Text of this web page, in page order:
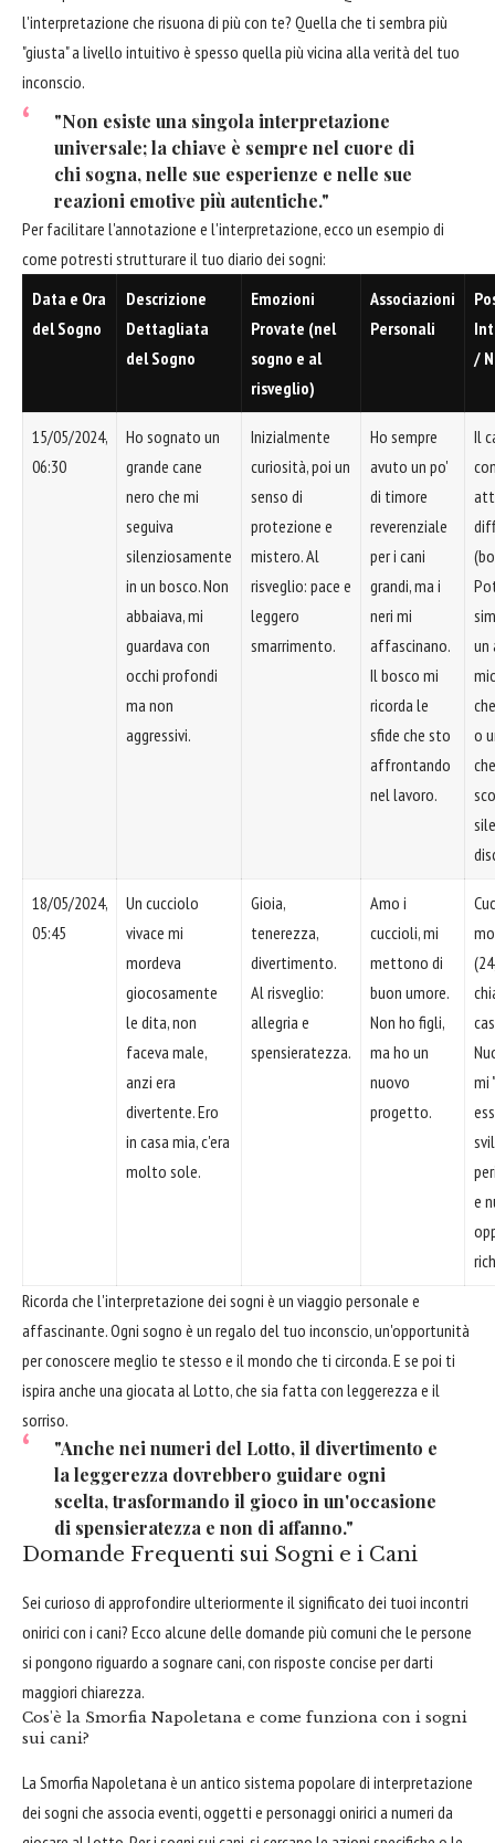
l'interpretazione che risuona di più con te? Quella che ti sembra più
"giusta" a livello intuitivo è spesso quella più vicina alla verità del tuo
inconscio.
"Non esiste una singola interpretazione
universale; la chiave è sempre nel cuore di
chi sogna, nelle sue esperienze e nelle sue
reazioni emotive più autentiche."
Per facilitare l'annotazione e l'interpretazione, ecco un esempio di
come potresti strutturare il tuo diario dei sogni:
Data e Ora
del Sogno
Descrizione
Dettagliata
del Sogno
Emozioni
Provate (nel
sogno e al
risveglio)
Associazioni
Personali
/
15/05/2024,
06:30
Ho sognato un
grande cane
nero che mi
seguiva
silenziosamente
in un bosco. Non
abbaiava, mi
guardava con
occhi profondi
ma non
aggressivi.
Inizialmente
curiosità, poi un
senso di
protezione e
mistero. Al
risveglio: pace e
leggero
smarrimento.
Ho sempre
avuto un po'
di timore
reverenziale
per i cani
grandi, ma i
neri mi
affascinano.
Il bosco mi
ricorda le
sfide che sto
affrontando
nel lavoro.
Il
un
o
18/05/2024,
05:45
Un cucciolo
vivace mi
mordeva
giocosamente
le dita, non
faceva male,
anzi era
divertente. Ero
in casa mia, c'era
molto sole.
Gioia,
tenerezza,
divertimento.
Al risveglio:
allegria e
spensieratezza.
Amo i
cuccioli, mi
mettono di
buon umore.
Non ho figli,
ma ho un
nuovo
progetto.
mi
e
Ricorda che l'interpretazione dei sogni è un viaggio personale e
affascinante. Ogni sogno è un regalo del tuo inconscio, un'opportunità
per conoscere meglio te stesso e il mondo che ti circonda. E se poi ti
ispira anche una giocata al Lotto, che sia fatta con leggerezza e il
sorriso.
"Anche nei numeri del Lotto, il divertimento e
la leggerezza dovrebbero guidare ogni
scelta, trasformando il gioco in un'occasione
di spensieratezza e non di affanno."
Domande Frequenti sui Sogni e i Cani
Sei curioso di approfondire ulteriormente il significato dei tuoi incontri
onirici con i cani? Ecco alcune delle domande più comuni che le persone
si pongono riguardo a sognare cani, con risposte concise per darti
maggiori chiarezza.
Cos'è la Smorfia Napoletana e come funziona con i sogni
sui cani?
La Smorfia Napoletana è un antico sistema popolare di interpretazione
dei sogni che associa eventi, oggetti e personaggi onirici a numeri da